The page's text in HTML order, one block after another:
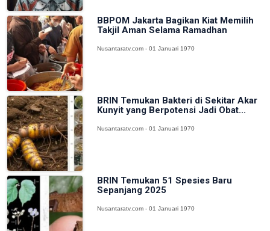
BBPOM Jakarta Bagikan Kiat Memilih
Takjil Aman Selama Ramadhan
Nusantaratv.com - 01 Januari 1970
BRIN Temukan Bakteri di Sekitar Akar
Kunyit yang Berpotensi Jadi Obat...
Nusantaratv.com - 01 Januari 1970
BRIN Temukan 51 Spesies Baru
Sepanjang 2025
Nusantaratv.com - 01 Januari 1970